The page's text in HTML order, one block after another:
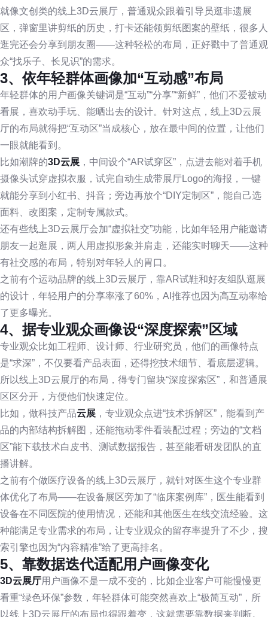
就像文创类的线上3D云展厅，普通观众跟着引导员逛非遗展
区，弹窗里讲剪纸的历史，打卡还能领剪纸图案的壁纸，很多人
逛完还会分享到朋友圈——这种轻松的布局，正好戳中了普通观
众“找乐子、长见识”的需求。
3、依年轻群体画像加“互动感”布局
年轻群体的用户画像关键词是“互动”“分享”“新鲜”，他们不爱被动
看展，喜欢动手玩、能晒出去的设计。针对这点，线上3D云展
厅的布局就得把“互动区”当成核心，放在最中间的位置，让他们
一眼就能看到。
比如潮牌的3D云展 ，中间设个“AR试穿区”，点进去能对着手机
摄像头试穿虚拟衣服，试完自动生成带展厅Logo的海报，一键
就能分享到小红书、抖音；旁边再放个“DIY定制区”，能自己选
面料、改图案，定制专属款式。
还有些线上3D云展厅会加“虚拟社交”功能，比如年轻用户能邀请
朋友一起逛展，两人用虚拟形象并肩走，还能实时聊天——这种
有社交感的布局，特别对年轻人的胃口。
之前有个运动品牌的线上3D云展厅，靠AR试鞋和好友组队逛展
的设计，年轻用户的分享率涨了60%，AI推荐也因为高互动率给
了更多曝光。
4、据专业观众画像设“深度探索”区域
专业观众比如工程师、设计师、行业研究员，他们的画像特点
是“求深”，不仅要看产品表面，还得挖技术细节、看底层逻辑。
所以线上3D云展厅的布局，得专门留块“深度探索区”，和普通展
区区分开，方便他们快速定位。
比如，做科技产品云展 ，专业观众点进“技术拆解区”，能看到产
品的内部结构拆解图，还能拖动零件看装配过程；旁边的“文档
区”能下载技术白皮书、测试数据报告，甚至能看研发团队的直
播讲解。
之前有个做医疗设备的线上3D云展厅，就针对医生这个专业群
体优化了布局——在设备展区旁加了“临床案例库”，医生能看到
设备在不同医院的使用情况，还能和其他医生在线交流经验。这
种能满足专业需求的布局，让专业观众的留存率提升了不少，搜
索引擎也因为“内容精准”给了更高排名。
5、靠数据迭代适配用户画像变化
3D云展厅用户画像不是一成不变的，比如企业客户可能慢慢更
看重“绿色环保”参数，年轻群体可能突然喜欢上“极简互动”，所
以线上3D云展厅的布局也得跟着变，这就需要靠数据来判断。